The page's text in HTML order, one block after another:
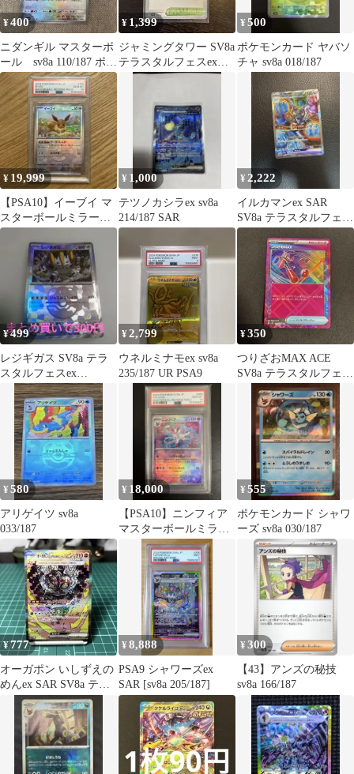
¥400
ニダンギル マスターボ
ール sv8a 110/187 ポ
ケモンカード
¥ 1,399
ジャミングタワー SV8a
テラスタルフェスex
181/187
¥500
ポケモンカード ヤバソ
チャ sv8a 018/187
¥ 19,999
【PSA10】イーブイ マ
スターボールミラー
SV8a 125/187
¥ 1,000
テツノカシラex sv8a
214/187 SAR
¥ 2,222
イルカマンex SAR
SV8a テラスタルフェス
ex 207/187
¥499
レジギガス SV8a テラ
スタルフェスex
132/187 マスボミラー
¥2,799
ウネルミナモex sv8a
235/187 UR PSA9
¥350
つりざおMAX ACE
SV8a テラスタルフェス
ex 142/187
¥580
アリゲイツ sv8a
033/187
¥ 18,000
【PSA10】ニンフィア
マスターボールミラー
SV8a 068/187
¥555
ポケモンカード シャワ
ーズ sv8a 030/187
¥777
オーガポン いしずえの
めんex SAR SV8a テラ
スタルフェスex 216…
¥8,888
PSA9 シャワーズex
SAR [sv8a 205/187]
¥300
【43】アンズの秘技
sv8a 166/187